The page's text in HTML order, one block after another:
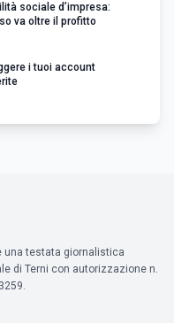
sociale d’impresa:
va oltre il profitto
i tuoi account
una testata giornalistica
di Terni con autorizzazione n.